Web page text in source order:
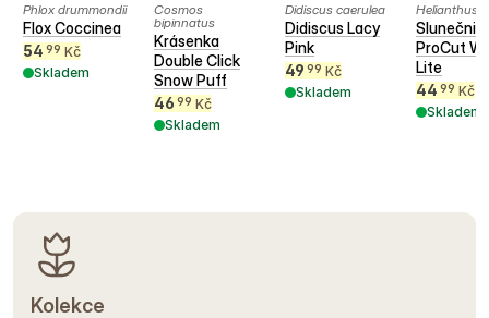
Phlox drummondii
Flox Coccinea
54 99 Kč
Skladem
Cosmos
bipinnatus
Krásenka
Double Click
Snow Puff
46 99 Kč
Skladem
Didiscus caerulea
Didiscus Lacy
Pink
49 99 Kč
Skladem
Helianthus
ProCut
Lite
44 99 Kč
Skladem
Kolekce